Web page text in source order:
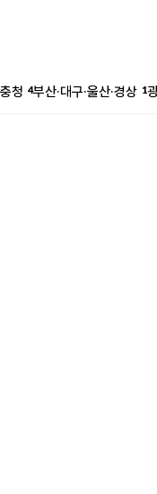
청 4부산·대구·울산·경상 1